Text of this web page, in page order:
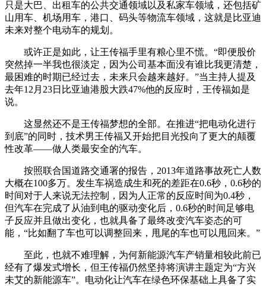
只是大巴、出租车的公共交通领域以及私家车领域，还包括矿
山用车、机场用车，港口、码头等物流车领域，这就是比亚迪
未来对整个电动车的规划。
或许正是如此，让王传福手里有粮心里不慌。“即便股价
突然掉一半我也很淡定，因为公司基本面没有谁比我更清楚，
最困难的时期已经过去，未来只会越来越好。”当主持人提及
去年12月23日比亚迪港股大跌47%他的反应时，王传福如是
说。
这显然还不是王传福梦想的全部。在推进“把电动化进行
到底”的同时，技术男王传福又开始把目光投向了更大的颠覆
性改革——做人类最安全的汽车。
按照联合国道路交通署的报告，2013年道路事故死亡人数
大概在100多万。发生车祸造成生和死的差距在0.6秒，0.6秒的
时间对于人来说无法控制，因为人正常的反应时间为0.4秒，
但汽车在完成了从油到电的驱动变化后，0.6秒的时间足够电
子反应并且做出变化，也就具备了最终改变汽车姿态的可
能，“比如翻了车也可以调整回来，甩尾的车也可以甩回来。”
至此，也就不难理解，为何新能源汽车产销量相较此前已
经有了爆发式增长，但王传福仍然坚持将演讲主题定为“方兴
未艾的新能源车”。电动化让汽车在绿色环保基础上具备了实